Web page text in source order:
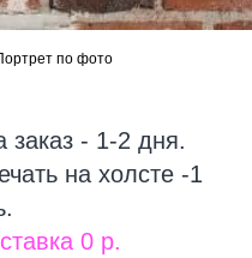
по фото
заказ - 1-2 дня.
на холсте -1
0 р.